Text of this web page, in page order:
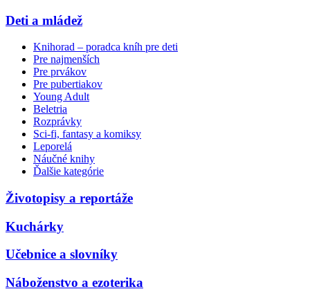
Deti a mládež
Knihorad – poradca kníh pre deti
Pre najmenších
Pre prvákov
Pre pubertiakov
Young Adult
Beletria
Rozprávky
Sci-fi, fantasy a komiksy
Leporelá
Náučné knihy
Ďalšie kategórie
Životopisy a reportáže
Kuchárky
Učebnice a slovníky
Náboženstvo a ezoterika